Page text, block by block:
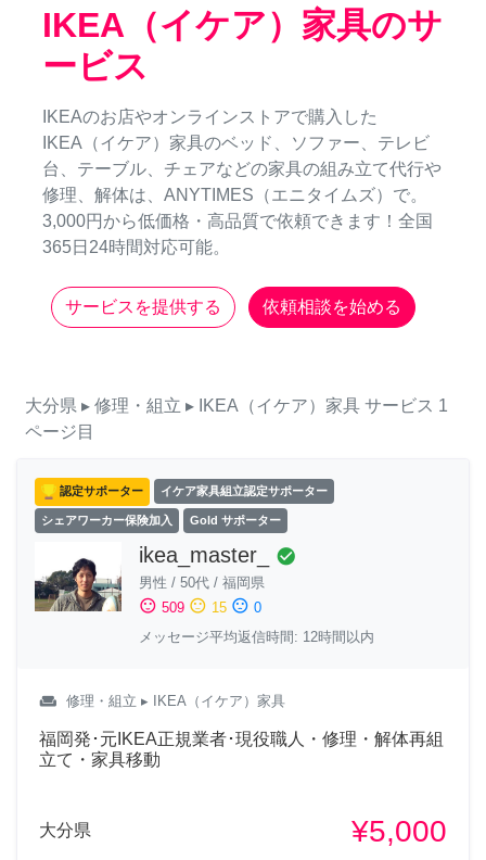
IKEA（イケア）家具のサ
ービス
IKEAのお店やオンラインストアで購入した
IKEA（イケア）家具のベッド、ソファー、テレビ
台、テーブル、チェアなどの家具の組み立て代行や
修理、解体は、ANYTIMES（エニタイムズ）で。
3,000円から低価格・高品質で依頼できます！全国
365日24時間対応可能。
サービスを提供する 依頼相談を始める
大分県 ▸ 修理・組立 ▸ IKEA（イケア）家具 サービス 1
ページ目
認定サポーター イケア家具組立認定サポーター
シェアワーカー保険加入 Gold サポーター
ikea_master_ check_circle
男性 / 50代 / 福岡県
sentiment_satisfied 509 sentiment_neutral 15 sentiment_dissatisfied 0
メッセージ平均返信時間: 12時間以内
weekend 修理・組立 ▸ IKEA（イケア）家具
福岡発･元IKEA正規業者･現役職人・修理・解体再組
立て・家具移動
大分県 ¥5,000